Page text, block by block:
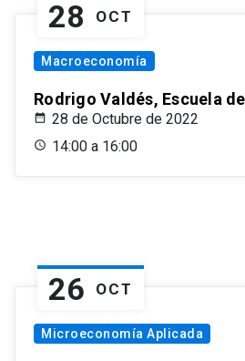
28 OCT
Macroeconomía
Rodrigo Valdés, Escuela
28 de Octubre de 2022
14:00 a 16:00
26 OCT
Microeconomía Aplicada